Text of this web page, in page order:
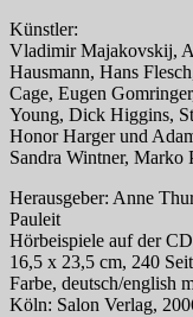
Künstler:
Vladimir Majakovskij,
Hausmann, Hans
Cage, Eugen
Young, Dick Higgins,
Honor Harger und
Sandra Wintner,
Herausgeber: Anne
Pauleit
Hörbeispiele auf der
16,5 x 23,5 cm, 240
Farbe, deutsch/english
Köln: Salon Verlag,